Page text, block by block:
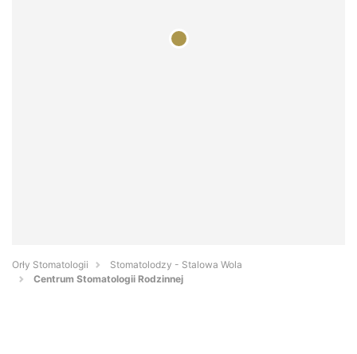
Orły Stomatologii
Stomatolodzy - Stalowa Wola
Centrum Stomatologii Rodzinnej